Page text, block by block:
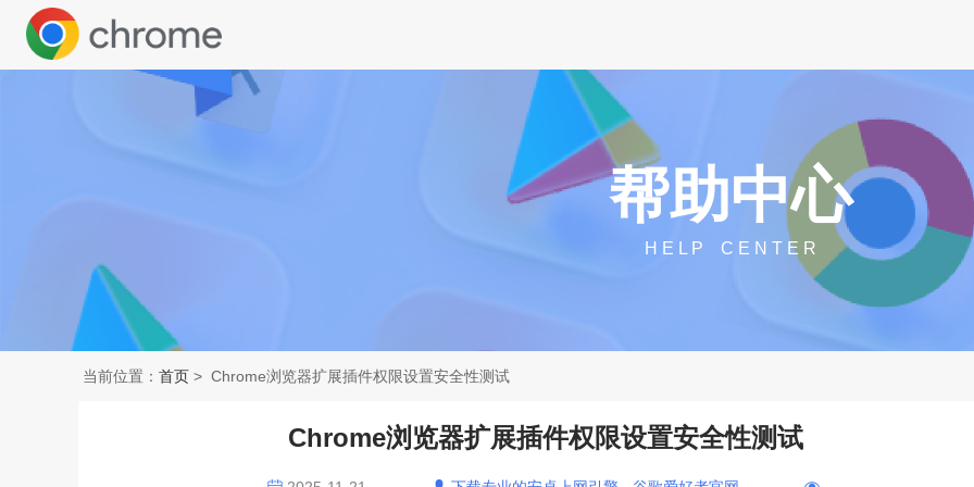
帮助中心
H E L P C E N T E R
当前位置： 首页 > Chrome浏览器扩展插件权限设置安全性测试
Chrome浏览器扩展插件权限设置安全性测试